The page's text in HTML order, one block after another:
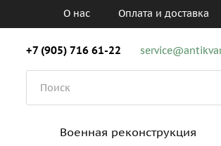
О нас Оплата и доставка
+7 (905) 716 61-22
Военная реконструкция